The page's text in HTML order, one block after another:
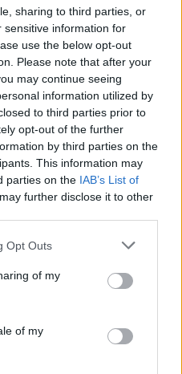
sharing to third parties, or
sensitive information for
use the below opt-out
Please note that after your
may continue seeing
information utilized by
to third parties prior to
opt-out of the further
by third parties on the
This information may
parties on the IAB’s List of
further disclose it to other
Opt Outs
of my
of my
Eigentümers dieser Website.
von Person zu Person
Sie sich immer an Ihren Arzt
um medizinischen Rat zu